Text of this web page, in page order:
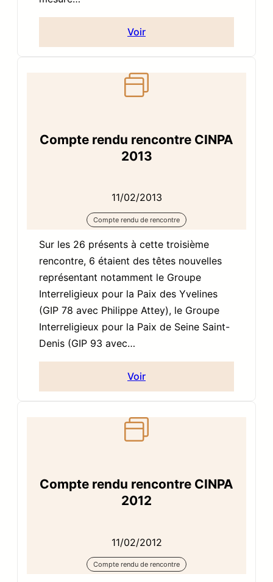
Voir
Compte rendu rencontre CINPA
2013
11/02/2013
Compte rendu de rencontre
Sur les 26 présents à cette troisième
rencontre, 6 étaient des têtes nouvelles
représentant notamment le Groupe
Interreligieux pour la Paix des Yvelines
(GIP 78 avec Philippe Attey), le Groupe
Interreligieux pour la Paix de Seine Saint-
Denis (GIP 93 avec…
Voir
Compte rendu rencontre CINPA
2012
11/02/2012
Compte rendu de rencontre